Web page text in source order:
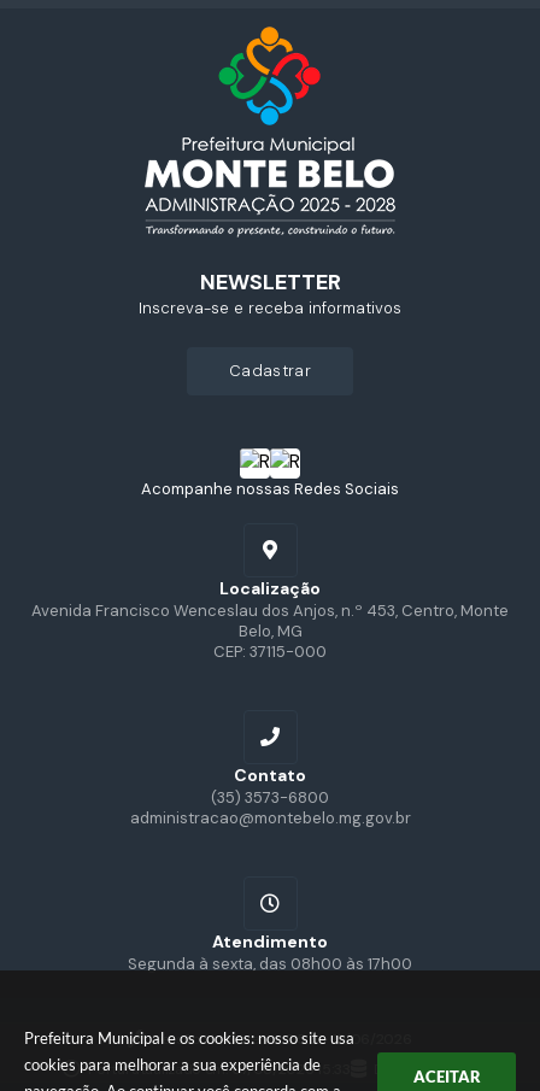
Prefeitura Municipal e os cookies: nosso site usa
cookies para melhorar a sua experiência de
ACEITAR
Acompanhe nossas Redes Sociais
Localização
Avenida Francisco Wenceslau dos Anjos, n.º 453, Centro, Monte
Belo, MG
CEP: 37115-000
Contato
(35) 3573-6800
administracao@montebelo.mg.gov.br
Atendimento
Segunda à sexta, das 08h00 às 17h00
NEWSLETTER
Inscreva-se e receba informativos
cadastrar
Versão do Sistema:3.5.3 - 19/06/2026
Portal atualizado em:07/08/2026 15:33 Dados Abertos